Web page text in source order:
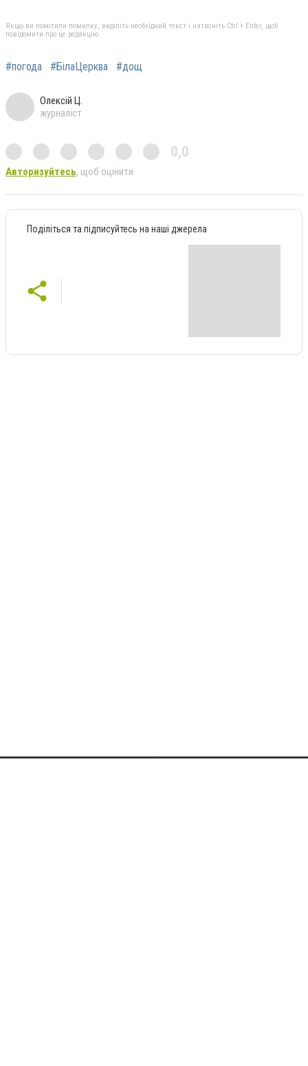
Якщо ви помітили помилку, виділіть необхідний текст і натисніть Ctrl + Enter, щоб
повідомити про це редакцію
#погода #БілаЦерква #дощ
Олексій Ц.
журналіст
0,0
Авторизуйтесь, щоб оцінити
Поділіться та підписуйтесь на наші джерела